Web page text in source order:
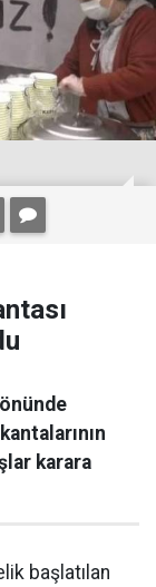
karara
başlatılan